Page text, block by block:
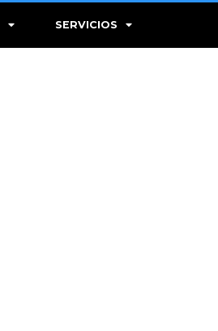
SERVICIOS